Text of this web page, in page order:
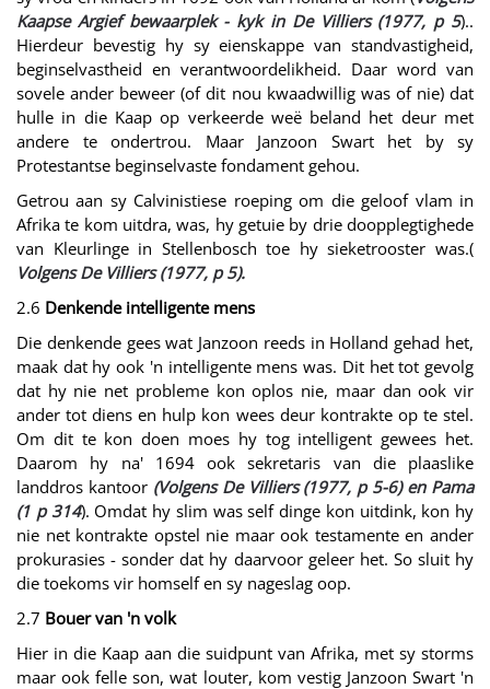
Kaapse Argief bewaarplek - kyk in De Villiers (1977, p 5)..
Hierdeur bevestig hy sy eienskappe van standvastigheid,
beginselvastheid en verantwoordelikheid. Daar word van
sovele ander beweer (of dit nou kwaadwillig was of nie) dat
hulle in die Kaap op verkeerde weë beland het deur met
andere te ondertrou. Maar Janzoon Swart het by sy
Protestantse beginselvaste fondament gehou.
Getrou aan sy Calvinistiese roeping om die geloof vlam in
Afrika te kom uitdra, was, hy getuie by drie doopplegtighede
van Kleurlinge in Stellenbosch toe hy sieketrooster was.(
Volgens De Villiers (1977, p 5).
2.6 Denkende intelligente mens
Die denkende gees wat Janzoon reeds in Holland gehad het,
maak dat hy ook 'n intelligente mens was. Dit het tot gevolg
dat hy nie net probleme kon oplos nie, maar dan ook vir
ander tot diens en hulp kon wees deur kontrakte op te stel.
Om dit te kon doen moes hy tog intelligent gewees het.
Daarom hy na' 1694 ook sekretaris van die plaaslike
landdros kantoor (Volgens De Villiers (1977, p 5-6) en Pama
(1 p 314). Omdat hy slim was self dinge kon uitdink, kon hy
nie net kontrakte opstel nie maar ook testamente en ander
prokurasies - sonder dat hy daarvoor geleer het. So sluit hy
die toekoms vir homself en sy nageslag oop.
2.7 Bouer van 'n volk
Hier in die Kaap aan die suidpunt van Afrika, met sy storms
maar ook felle son, wat louter, kom vestig Janzoon Swart 'n